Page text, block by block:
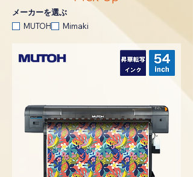
メーカーを選ぶ
MUTOH
Mimaki